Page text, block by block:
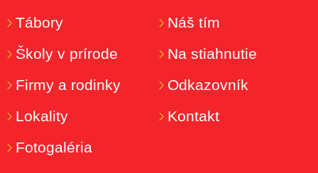
Tábory
Školy v prírode
Firmy a rodinky
Lokality
Fotogaléria
Náš tím
Na stiahnutie
Odkazovník
Kontakt